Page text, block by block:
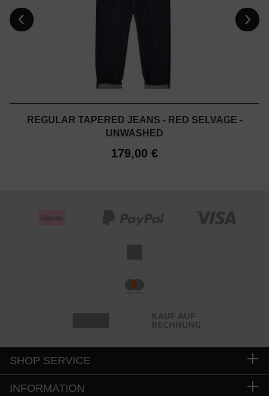
REGULAR TAPERED JEANS - RED SELVAGE -
UNWASHED
179,00 €
SHOP SERVICE
INFORMATION